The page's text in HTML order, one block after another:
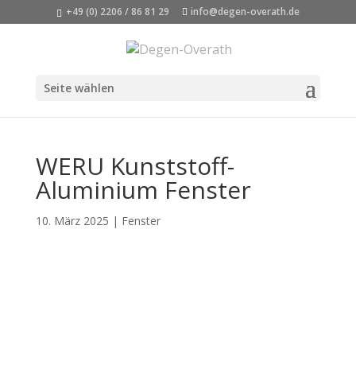
+49 (0) 2206 / 86 81 29 info@degen-overath.de
Seite wählen
WERU Kunststoff-
Aluminium Fenster
10. März 2025 | Fenster